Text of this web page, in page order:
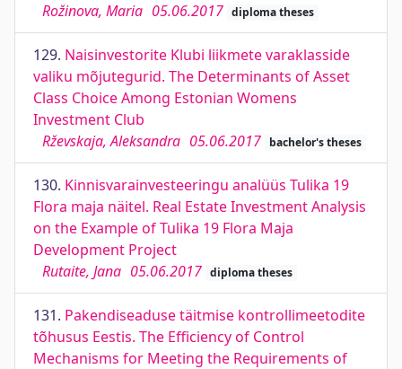
Rožinova, Maria 05.06.2017 diploma theses
129. Naisinvestorite Klubi liikmete varaklasside
valiku mõjutegurid. The Determinants of Asset
Class Choice Among Estonian Womens
Investment Club
Rževskaja, Aleksandra 05.06.2017 bachelor's theses
130. Kinnisvarainvesteeringu analüüs Tulika 19
Flora maja näitel. Real Estate Investment Analysis
on the Example of Tulika 19 Flora Maja
Development Project
Rutaite, Jana 05.06.2017 diploma theses
131. Pakendiseaduse täitmise kontrollimeetodite
tõhusus Eestis. The Efficiency of Control
Mechanisms for Meeting the Requirements of